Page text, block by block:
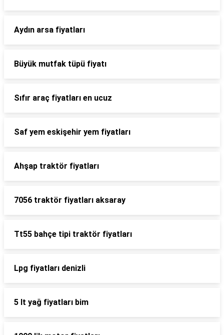
Aydın arsa fiyatları
Büyük mutfak tüpü fiyatı
Sıfır araç fiyatları en ucuz
Saf yem eskişehir yem fiyatları
Ahşap traktör fiyatları
7056 traktör fiyatları aksaray
Tt55 bahçe tipi traktör fiyatları
Lpg fiyatları denizli
5 lt yağ fiyatları bim